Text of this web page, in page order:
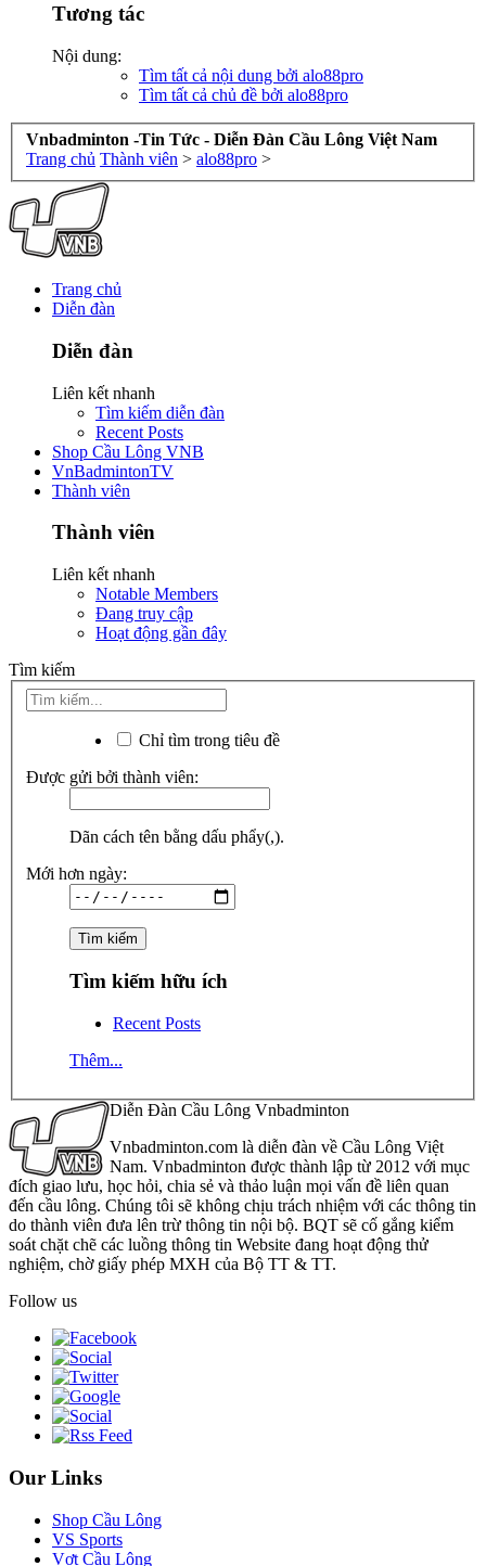
Tương tác
Nội dung:
Tìm tất cả nội dung bởi alo88pro
Tìm tất cả chủ đề bởi alo88pro
Vnbadminton -Tin Tức - Diễn Đàn Cầu Lông Việt Nam
Trang chủ Thành viên > alo88pro >
Trang chủ
Diễn đàn
Diễn đàn
Liên kết nhanh
Tìm kiếm diễn đàn
Recent Posts
Shop Cầu Lông VNB
VnBadmintonTV
Thành viên
Thành viên
Liên kết nhanh
Notable Members
Đang truy cập
Hoạt động gần đây
Tìm kiếm
Chỉ tìm trong tiêu đề
Được gửi bởi thành viên:
Dãn cách tên bằng dấu phẩy(,).
Mới hơn ngày:
Tìm kiếm hữu ích
Recent Posts
Thêm...
Diễn Đàn Cầu Lông Vnbadminton
Vnbadminton.com là diễn đàn về Cầu Lông Việt
Nam. Vnbadminton được thành lập từ 2012 với mục
đích giao lưu, học hỏi, chia sẻ và thảo luận mọi vấn đề liên quan
đến cầu lông. Chúng tôi sẽ không chịu trách nhiệm với các thông tin
do thành viên đưa lên trừ thông tin nội bộ. BQT sẽ cố gắng kiểm
soát chặt chẽ các luồng thông tin Website đang hoạt động thử
nghiệm, chờ giấy phép MXH của Bộ TT & TT.
Follow us
Our Links
Shop Cầu Lông
VS Sports
Vợt Cầu Lông